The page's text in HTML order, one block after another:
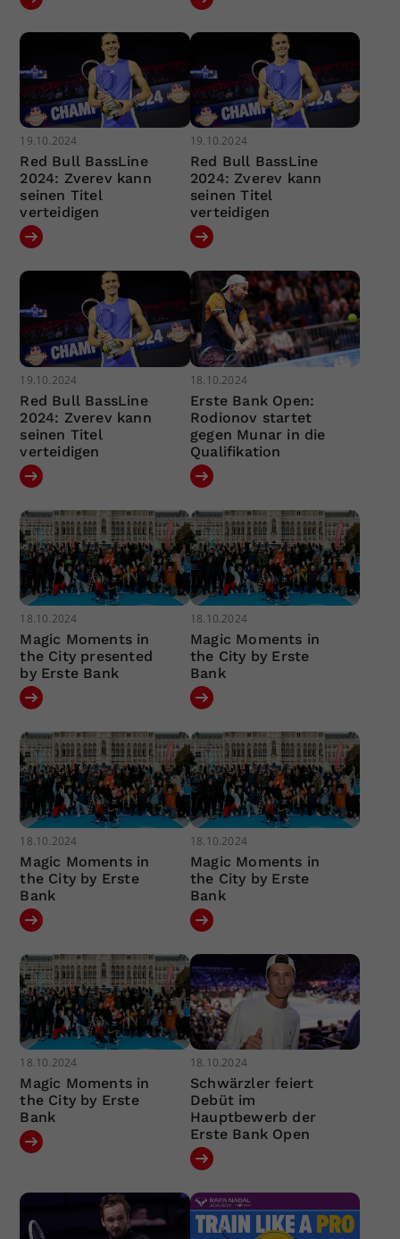
19.10.2024
Red Bull BassLine
2024: Zverev kann
seinen Titel
verteidigen
19.10.2024
Red Bull BassLine
2024: Zverev kann
seinen Titel
verteidigen
19.10.2024
Red Bull BassLine
2024: Zverev kann
seinen Titel
verteidigen
18.10.2024
Erste Bank Open:
Rodionov startet
gegen Munar in die
Qualifikation
18.10.2024
Magic Moments in
the City presented
by Erste Bank
18.10.2024
Magic Moments in
the City by Erste
Bank
18.10.2024
Magic Moments in
the City by Erste
Bank
18.10.2024
Magic Moments in
the City by Erste
Bank
18.10.2024
Magic Moments in
the City by Erste
Bank
18.10.2024
Schwärzler feiert
Debüt im
Hauptbewerb der
Erste Bank Open